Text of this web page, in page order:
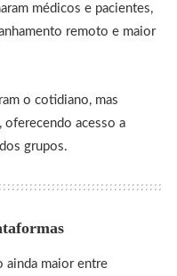
médicos e pacientes,
remoto e maior
o cotidiano, mas
oferecendo acesso a
grupos.
ainda maior entre